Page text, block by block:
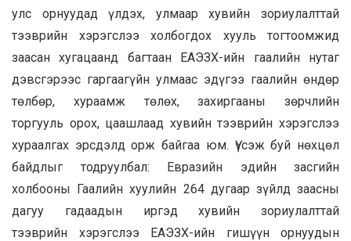
улс орнуудад үлдэх, улмаар хувийн зориулалттай
тээврийн хэрэгслээ холбогдох хууль тогтоомжид
заасан хугацаанд багтаан ЕАЭЗХ-ийн гаалийн нутаг
дэвсгэрээс гаргаагүйн улмаас эдүгээ гаалийн өндөр
төлбөр, хураамж төлөх, захиргааны зөрчлийн
торгууль орох, цаашлаад хувийн тээврийн хэрэгслээ
хураалгах эрсдэлд орж байгаа юм. Үүсэж буй нөхцөл
байдлыг тодруулбал: Евразийн эдийн засгийн
холбооны Гаалийн хуулийн 264 дугаар зүйлд заасны
дагуу гадаадын иргэд хувийн зориулалттай
тээврийн хэрэгслээ ЕАЭЗХ-ийн гишүүн орнуудын